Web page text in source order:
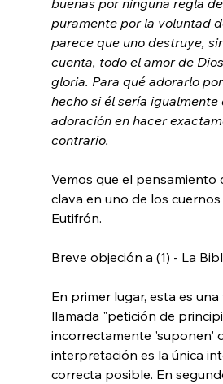
puramente por la voluntad
parece que uno destruye,
cuenta, todo el amor de
gloria. Para qué adorarlo
hecho si él sería igualmente
adoración en hacer
contrario.
Vemos que el pensamiento
clava en uno de los
Eutifrón.
Breve objeción a (1) - La
En primer lugar, esta es una
llamada "petición de
incorrectamente 'suponen'
interpretación es la única
correcta posible. En